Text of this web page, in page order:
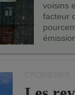
voisins
facteur